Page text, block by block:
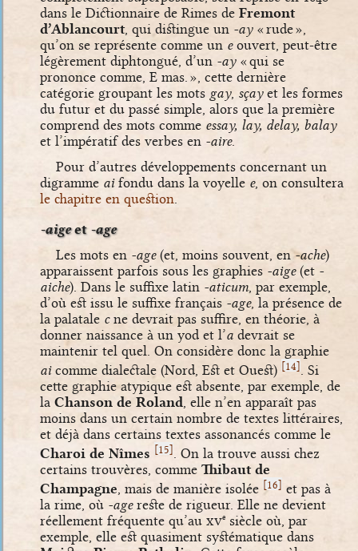
dans le Dictionnaire de Rimes de Fremont
d’Ablancourt, qui distingue un -ay« rude »,
qu’on se représente comme un eouvert, peut-être
légèrement diphtongué, d’un -ay« qui se
prononce comme, E mas. », cette dernière
catégorie groupant les mots gay, sçayet les formes
du futur et du passé simple, alors que la première
comprend des mots comme essay, lay, delay, balay
et l’impératif des verbes en -aire.
Pour d’autres développements concernant un
digramme aifondu dans la voyelle e, on consultera
le chapitre en question
-aigeet -age
Les mots en -age(et, moins souvent, en-ache)
apparaissent parfois sous les graphies -aige(et -
aiche). Dans le suffixe latin -aticum , par exemple,
d’où est issu le suffixe français -age, la présence de
la palatale cne devrait pas suffire, en théorie, à
donner naissance à un yod et l’a devrait se
maintenir tel quel. On considère donc la graphie
aicomme dialectale (Nord, Est et Ouest) [14]
. Si
cette graphie atypique est absente, par exemple, de
la Chanson de Roland , elle n’en apparaît pas
moins dans un certain nombre de textes littéraires,
et déjà dans certains textes assonancés comme le
Charoi de Nîmes [15]
. On la trouve aussi chez
certains trouvères, comme Thibaut de
Champagne , mais de manière isolée [16] et pas à
la rime, où -agereste de rigueur. Elle ne devient
réellement fréquente qu’au xve siècle où, par
exemple, elle est quasiment systématique dans